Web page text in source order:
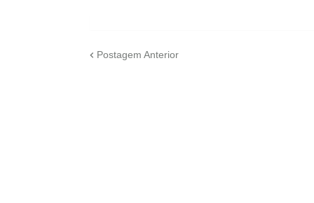
Postagem Anterior